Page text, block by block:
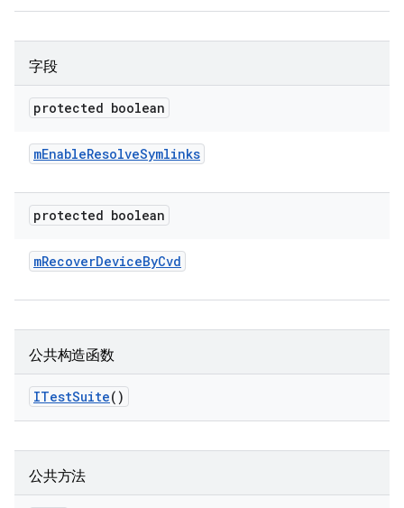
字段
protected boolean
mEnableResolveSymlinks
protected boolean
mRecoverDeviceByCvd
公共构造函数
ITestSuite()
公共方法